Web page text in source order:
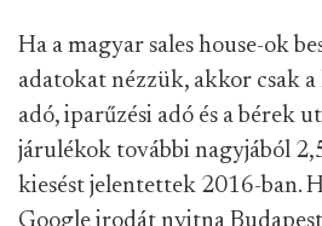
Ha a magyar sales house-ok
adatokat nézzük, akkor csak
adó, iparűzési adó és a bérek
járulékok további nagyjából
kiesést jelentettek 2016-ban.
Google irodát nyitna